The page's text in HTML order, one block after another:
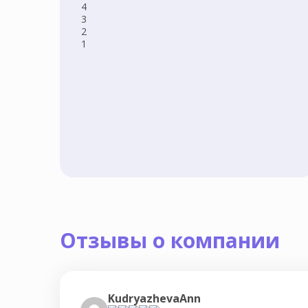
4
3
2
1
Отзывы о компании
KudryazhevaAnn